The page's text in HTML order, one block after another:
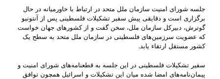
جلسه شورای امنیت سازمان ملل متحد در ارتباط با خاورمیانه در حال
برگزاری است و دقایقی پیش سفیر تشکیلات فلسطینی پس از آنتونیو
گوترش، دبیرکل سازمان ملل، سخن گفت و از کشورهای جهان خواست
که عضویت سرزمین‌های فلسطینی در سازمان ملل متحد به سطح یک
کشور مستقل ارتقاء یابد.
سفیر تشکیلات فلسطینی در این جلسه به قطعنامه‌های شورای امنیت و
پیمان‌نامه‌های امضا شده میان این تشکیلات و اسرائیل همچون توافق